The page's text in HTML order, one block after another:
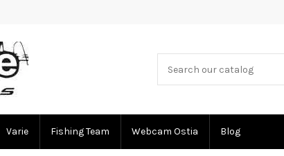
Varie Fishing Team Webcam Ostia Blog